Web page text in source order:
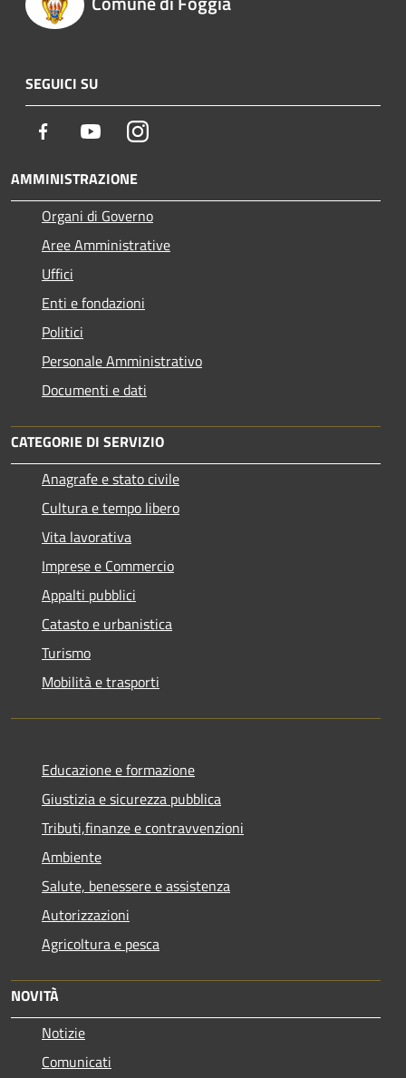
SEGUICI SU
Facebook YoutubeInstagram
AMMINISTRAZIONE
Organi di Governo
Aree Amministrative
Uffici
Enti e fondazioni
Politici
Personale Amministrativo
Documenti e dati
CATEGORIE DI SERVIZIO
Anagrafe e stato civile
Cultura e tempo libero
Vita lavorativa
Imprese e Commercio
Appalti pubblici
Catasto e urbanistica
Turismo
Mobilità e trasporti
Educazione e formazione
Giustizia e sicurezza pubblica
Tributi,finanze e contravvenzioni
Ambiente
Salute, benessere e assistenza
Autorizzazioni
Agricoltura e pesca
NOVITÀ
Notizie
Comunicati